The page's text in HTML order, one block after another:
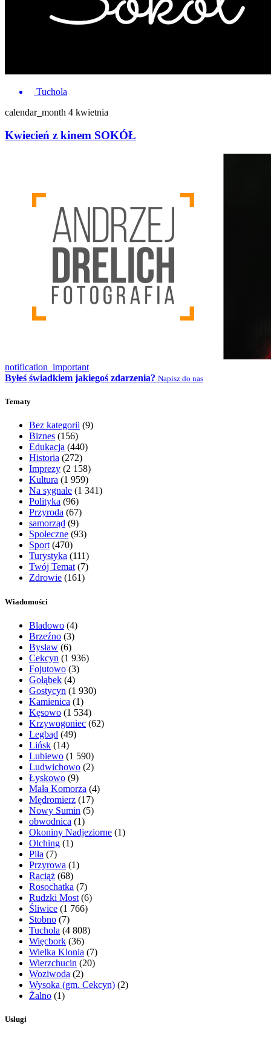
Tuchola
calendar_month 4 kwietnia
Kwiecień z kinem SOKÓŁ
notification_important
Byłeś świadkiem jakiegoś zdarzenia? Napisz do nas
Tematy
Bez kategorii (9)
Biznes (156)
Edukacja (440)
Historia (272)
Imprezy (2 158)
Kultura (1 959)
Na sygnale (1 341)
Polityka (96)
Przyroda (67)
samorząd (9)
Społeczne (93)
Sport(470)
Turystyka (111)
Twój Temat(7)
Zdrowie (161)
Wiadomości
Bladowo (4)
Brzeźno (3)
Bysław (6)
Cekcyn (1 936)
Fojutowo (3)
Gołąbek (4)
Gostycyn (1 930)
Kamienica (1)
Kęsowo (1 534)
Krzywogoniec (62)
Legbąd (49)
Lińsk (14)
Lubiewo (1 590)
Ludwichowo (2)
Łyskowo (9)
Mała Komorza (4)
Mędromierz (17)
Nowy Sumin (5)
obwodnica (1)
Okoniny Nadjeziorne (1)
Olching (1)
Piła (7)
Przyrowa (1)
Raciąż (68)
Rosochatka (7)
Rudzki Most (6)
Śliwice (1 766)
Stobno (7)
Tuchola (4 808)
Więcbork (36)
Wielka Klonia (7)
Wierzchucin (20)
Woziwoda (2)
Wysoka (gm. Cekcyn) (2)
Żalno (1)
Usługi